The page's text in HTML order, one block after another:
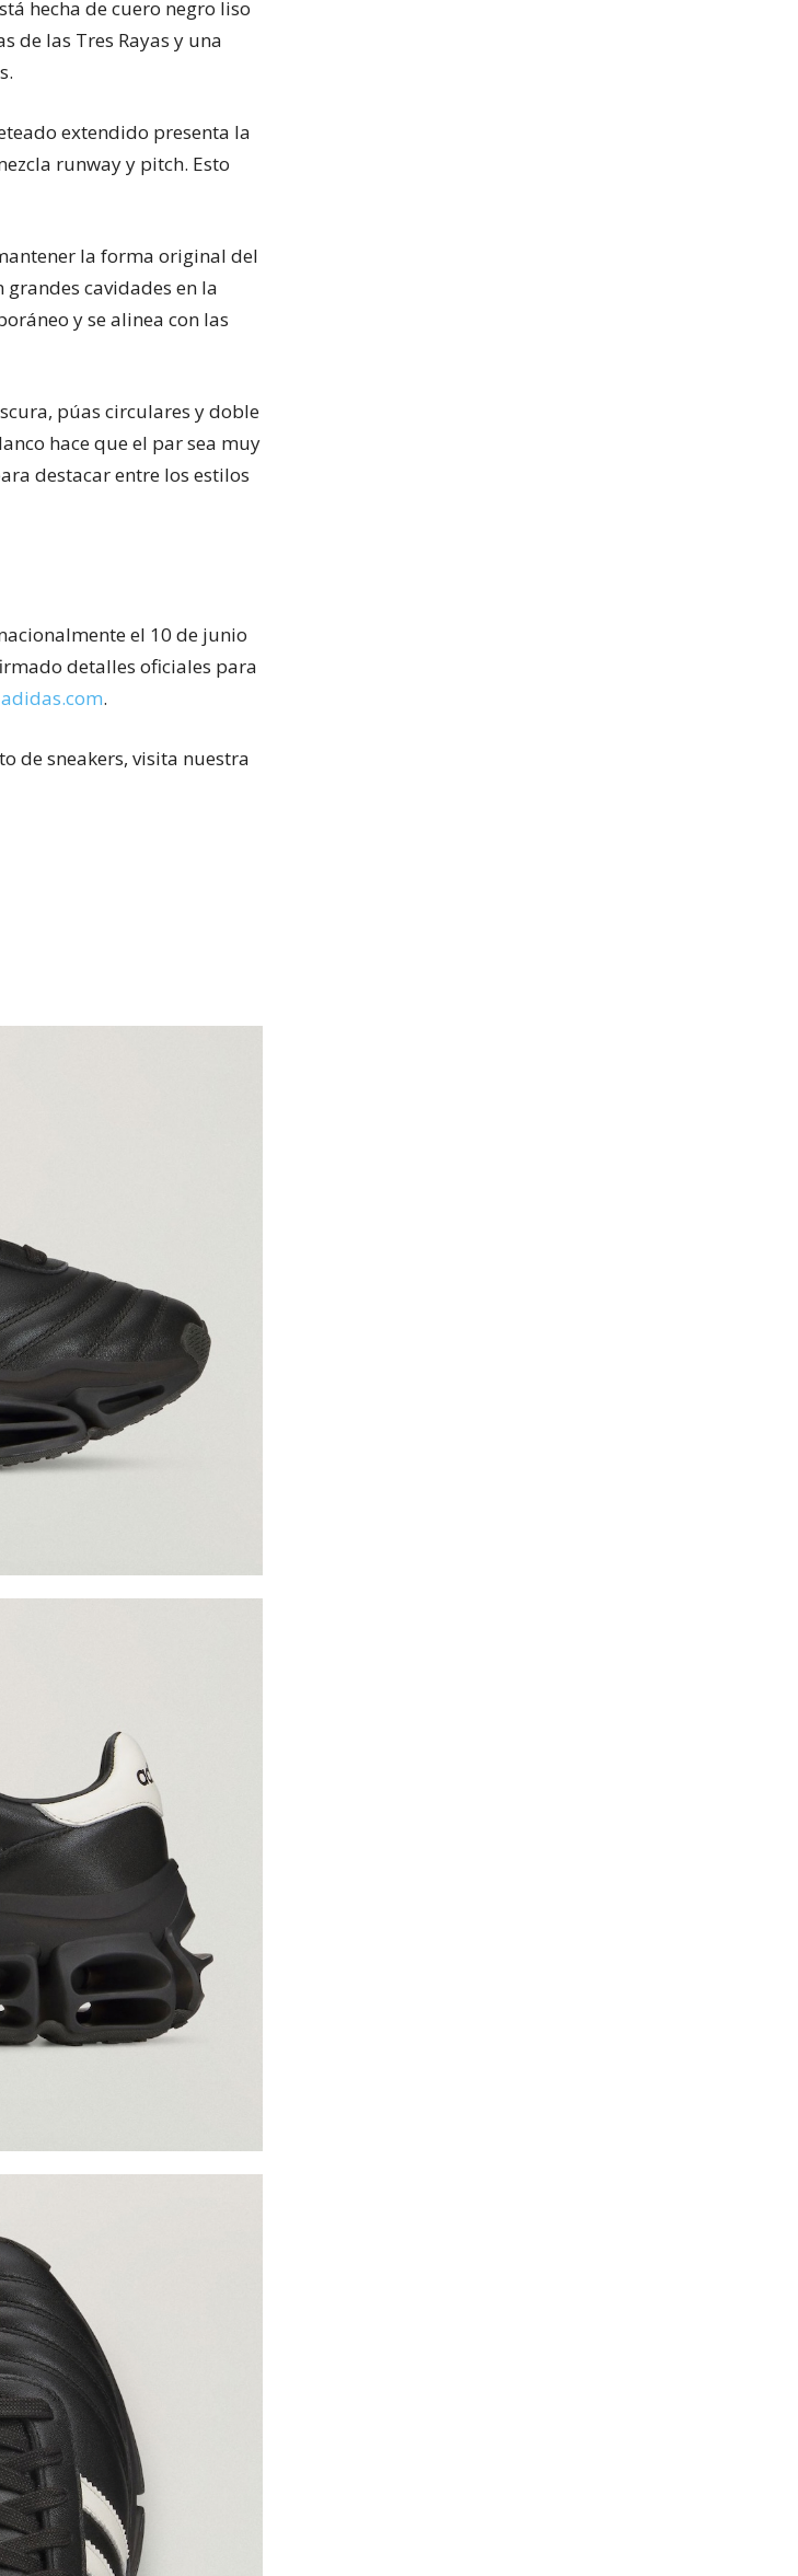
hecha de cuero negro liso
de las Tres Rayas y una
extendido presenta la
runway y pitch. Esto
la forma original del
cavidades en la
y se alinea con las
púas circulares y doble
hace que el par sea muy
destacar entre los estilos
el 10 de junio
detalles oficiales para
adidas.com.
de sneakers, visita nuestra